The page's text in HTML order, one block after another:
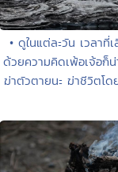
• ดูในแต่ละวัน เวลาที่
ด้วยความคิดเพ้อเจ้อก็น่
ฆ่าตัวตายนะ ฆ่าชีวิตโด